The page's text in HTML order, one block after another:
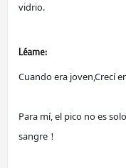
vidrio.
Léame:
Cuando era joven,Crecí
Para mí, el pico no es
sangre！